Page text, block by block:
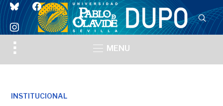
blueskyfacebook
instagram
Toggle
sidebar
MENU
INSTITUCIONAL